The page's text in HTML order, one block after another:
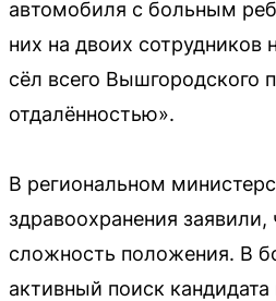
автомобиля с больным
них на двоих сотрудников
сёл всего Вышгородского
отдалённостью».
В региональном
здравоохранения
сложность положения. В
активный поиск